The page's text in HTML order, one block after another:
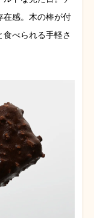
在感。木の棒が付
べられる手軽さ